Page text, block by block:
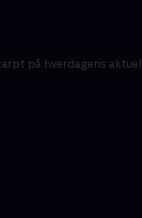
på hverdagens